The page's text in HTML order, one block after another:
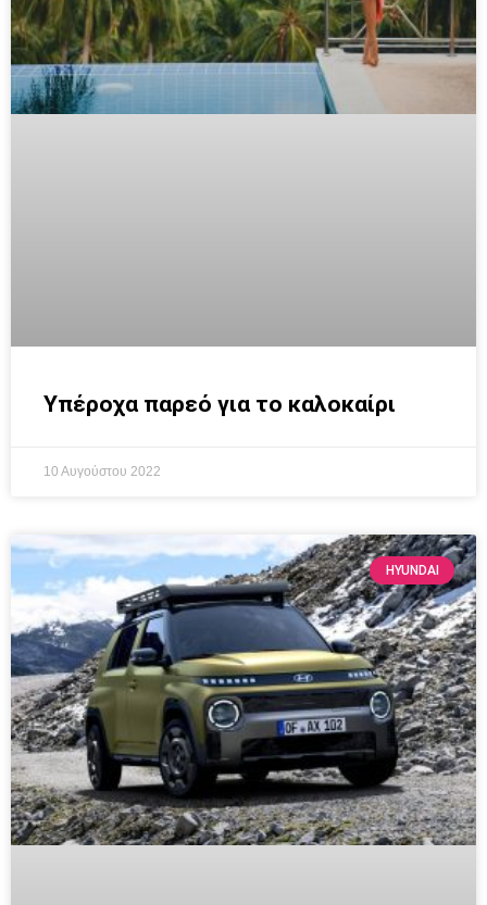
Υπέροχα παρεό για το καλοκαίρι
10 Αυγούστου 2022
HYUNDAI